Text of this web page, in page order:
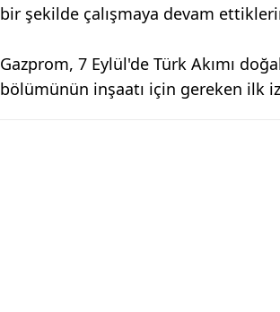
bir şekilde çalışmaya devam
Gazprom, 7 Eylül'de Türk Akımı
bölümünün inşaatı için gereken ilk